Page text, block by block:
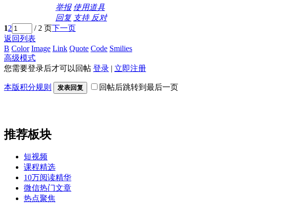
举报 使用道具
回复 支持 反对
12 / 2 页下一页
返回列表
B Color Image Link Quote Code Smilies
高级模式
您需要登录后才可以回帖 登录 | 立即注册
本版积分规则 发表回复 回帖后跳转到最后一页
推荐板块
短视频
课程精选
10万阅读精华
微信热门文章
热点聚焦